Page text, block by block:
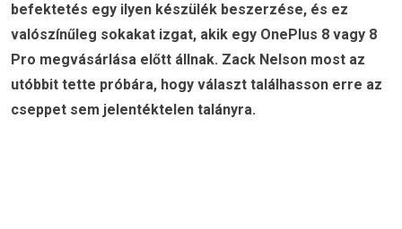
befektetés egy ilyen készülék beszerzése, és ez
valószínűleg sokakat izgat, akik egy OnePlus 8 vagy 8
Pro megvásárlása előtt állnak. Zack Nelson most az
utóbbit tette próbára, hogy választ találhasson erre az
cseppet sem jelentéktelen talányra.